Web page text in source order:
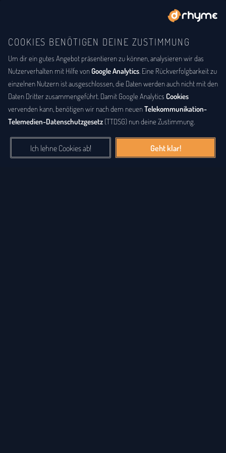
COOKIES BENÖTIGEN DEINE ZUSTIMMUNG
Um dir ein gutes Angebot präsentieren zu können, analysieren wir das
Nutzerverhalten mit Hilfe vonGoogle Analytics. Eine Rückverfolgbarkeit zu
einzelnen Nutzern ist ausgeschlossen, die Daten werden auch nicht mit den
Daten Dritter zusammengeführt. Damit Google Analytics Cookies
vervenden kann, benötigen wir nach dem neuenTelekommunikation-
Telemedien-Datenschutzgesetz (TTDSG) nun deine Zustimmung.
Ich lehne Cookies ab! Geht klar!
BUCHSTABENTAUSCH ANAGRAMM
Anagramm-Lexikon
DasAnagrammlexikonbietet eine alphabetische Auflistung aller
Wörter, zu denen Anagramme existieren. EinAnagrammist eine
Buchstabenfolge, die durch Vertauschung der Buchstaben einer
Wörter und auch ganze Sätze sein. Bei diesem Lexikon hingegen
geht es einzig um real existierende, einzelne Wörter, die durch